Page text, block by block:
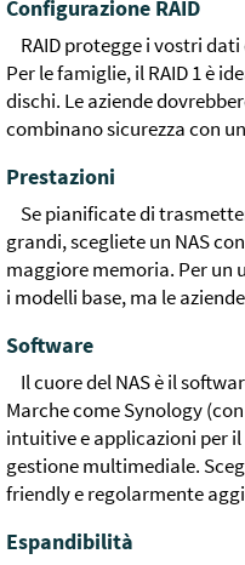
Configurazione RAID
RAID protegge i vostri
Per le famiglie, il RAID 1 è
dischi. Le aziende
combinano sicurezza con
Prestazioni
Se pianificate di
grandi, scegliete un NAS
maggiore memoria. Per un
i modelli base, ma le
Software
Il cuore del NAS è il
Marche come Synology
intuitive e applicazioni per
gestione multimediale.
friendly e regolarmente
Espandibilità